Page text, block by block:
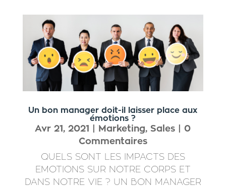
Un bon manager doit-il laisser place aux
émotions ?
Avr 21, 2021 Marketing, Sales | 0
Commentaires
QUELS SONT LES IMPACTS DES
EMOTIONS SUR NOTRE CORPS ET
DANS NOTRE VIE ? UN BON MANAGER